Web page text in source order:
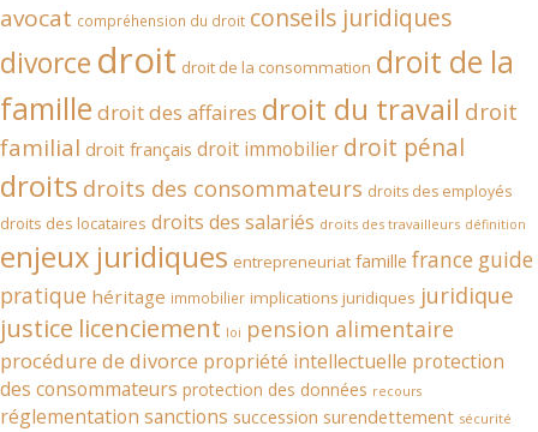
avocat compréhension du droit conseils juridiques
divorce droit droit de la consommation droit de la
famille droit des affaires droit du travail droit
familial droit français droit immobilier droit pénal
droits droits des consommateurs droits des employés
droits des locataires droits des salariés droits des travailleurs définition
enjeux juridiques entrepreneuriat famille france guide
pratique héritage immobilier implications juridiques juridique
justice licenciement loi pension alimentaire
procédure de divorce propriété intellectuelle protection
des consommateurs protection des données recours
réglementation sanctions succession surendettement sécurité